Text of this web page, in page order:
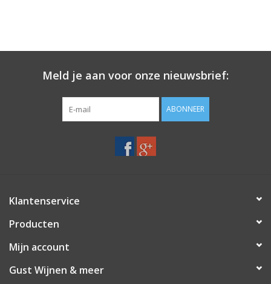
Meld je aan voor onze nieuwsbrief:
ABONNEER
Klantenservice
Producten
Mijn account
Gust Wijnen & meer